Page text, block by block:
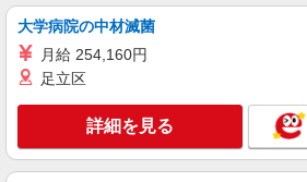
大学病院の中材滅菌
月給 254,160円
足立区
詳細を見る